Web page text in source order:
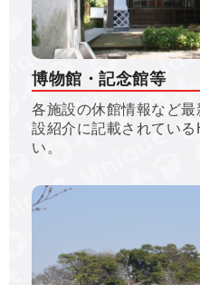
博物館・記念館等
各施設の休館情報など
設紹介に記載されてい
い。